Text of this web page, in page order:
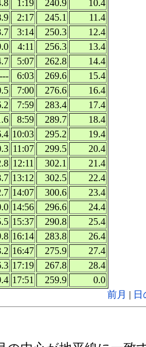
1:19 240.9
10.4
2:17 245.1
11.4
3:14 250.3
12.4
4:11 256.3
13.4
5:07 262.8
14.4
6:03 269.6
15.4
7:00 276.6
16.4
7:59 283.4
17.4
8:59 289.7
18.4
10:03 295.2
19.4
11:07 299.5
20.4
12:11 302.1
21.4
13:12 302.5
22.4
14:07 300.6
23.4
14:56 296.6
24.4
15:37 290.8
25.4
16:14 283.8
26.4
16:47 275.9
27.4
17:19 267.8
28.4
17:51 259.9
0.0
前月 |